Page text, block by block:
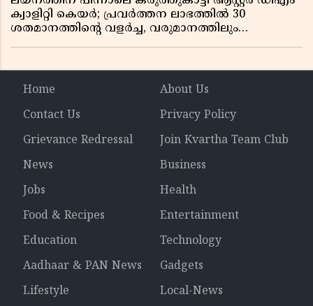
ക്വാളിറ്റി കെയർ; പ്രവർത്തന ലാഭത്തിൽ 30
ശതമാനത്തിൻ്റെ വളർച്ച, വരുമാനത്തിലും
Home
About Us
Contact Us
Privacy Policy
Grievance Redressal
Join Kvartha Team Club
News
Business
Jobs
Health
Food & Recipes
Entertainment
Education
Technology
Aadhaar & PAN News
Gadgets
Lifestyle
Local-News